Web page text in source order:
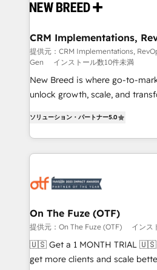
and system integrations
trainers to drive platform adoption. 📈
Generation - Full-funnel marketing and high-
performance advertising via
Expert deployment of Breeze
to automate growth. 🏆 Elite Excellence - 8 platform
expertise. - A team of 250+ experts dedicated to
your resilient growth.
CRM Implementations,
Demand Gen
提供元：CRM Implementations,
Gen
インストール数10件未満
New Breed is where go-to-
unlock growth, scale, and
customer platform and
Loop Marketing framework
services, smart agents, and
results, fast. ⚙️CRM & RevOps: Align all Hubs to your
🎯Demand Gen & ABM: Drive
ABM, AEO, SEO, & paid media. 👩‍💻Web Design:
Build high-performing websites
& conversion strategy that drive
ソリューション・パートナー5.0
On The Fuze (OTF)
提供元：On The Fuze (OTF) インス
🇺🇸 Get a 1 MONTH TRIAL 🇺🇸 Helping lean teams
get more clients and scale